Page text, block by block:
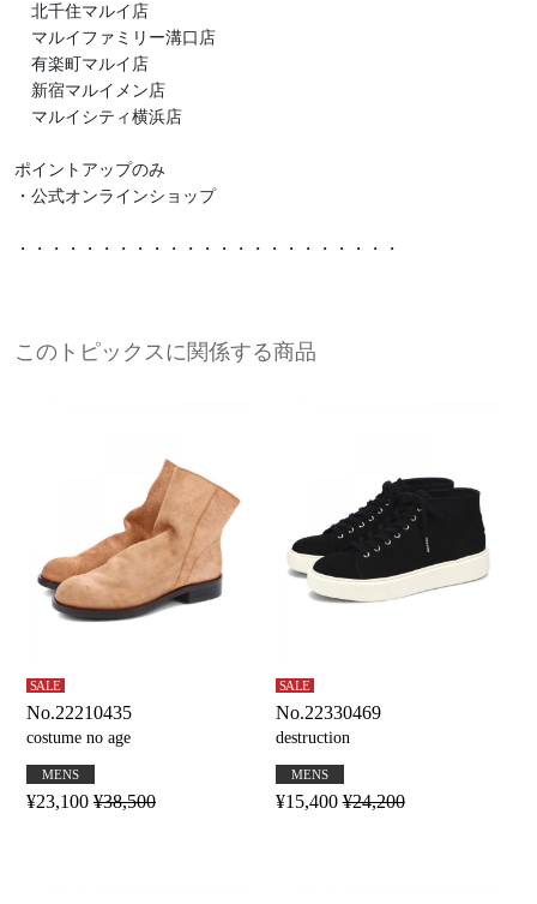
北千住マルイ店
マルイファミリー溝口店
有楽町マルイ店
新宿マルイメン店
マルイシティ横浜店
ポイントアップのみ
・公式オンラインショップ
・・・・・・・・・・・・・・・・・・・・・・・
このトピックスに関係する商品
SALE
No.22210435
costume no age
MENS
¥23,100 ¥38,500
SALE
No.22330469
destruction
MENS
¥15,400 ¥24,200